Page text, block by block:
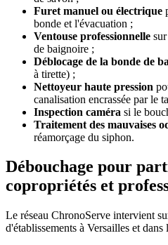
Furet manuel ou électrique
bonde et l'évacuation ;
Ventouse professionnelle
de baignoire ;
Déblocage de la bonde de
à tirette) ;
Nettoyeur haute pression
canalisation encrassée par le
Inspection caméra si le
Traitement des mauvaises
réamorçage du siphon.
Débouchage pour
copropriétés et
Le réseau ChronoServe intervient
d'établissements à Versailles et dans